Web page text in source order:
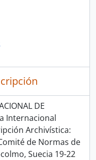
DE
Internacional
Archivística:
de Normas de
Suecia 19-22